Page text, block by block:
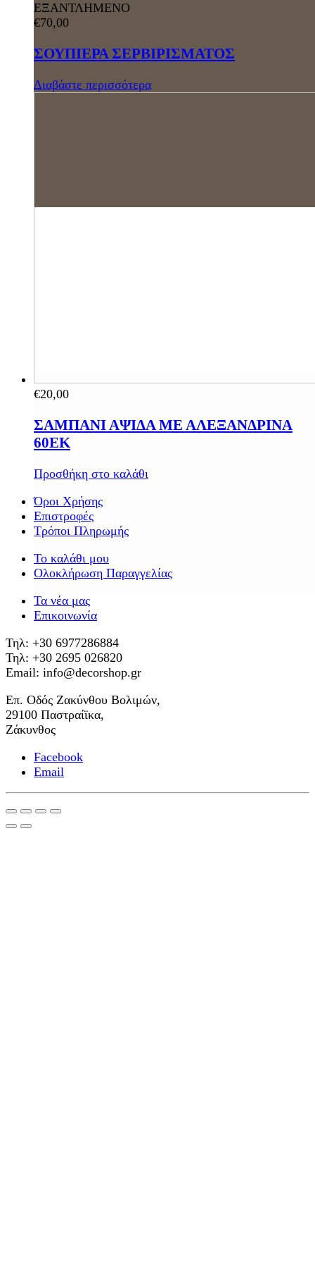
ΕΞΑΝΤΛΗΜΕΝΟ
€70,00
ΣΟΥΠΙΕΡΑ ΣΕΡΒΙΡΙΣΜΑΤΟΣ
Διαβάστε περισσότερα
€20,00
ΣΑΜΠΑΝΙ ΑΨΙΔΑ ΜΕ ΑΛΕΞΑΝΔΡΙΝΑ
60ΕΚ
Προσθήκη στο καλάθι
Όροι Χρήσης
Επιστροφές
Τρόποι Πληρωμής
Το καλάθι μου
Ολοκλήρωση Παραγγελίας
Τα νέα μας
Επικοινωνία
Τηλ: +30 6977286884
Τηλ: +30 2695 026820
Email: info@decorshop.gr
Επ. Οδός Ζακύνθου Βολιμών,
29100 Παστραίϊκα,
Ζάκυνθος
Facebook
Email